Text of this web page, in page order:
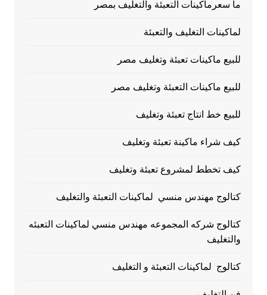
ما سعرماكينات التعبئة والتغليف بمصر
لماكينات التغليف والتعبئة
للبيع ماكينات تعبئة وتغليف مصر
للبيع ماكينات التعبئة وتغليف مصر
للبيع خط انتاج تعبئة وتغليف
كيف شراء ماكينة تعبئة وتغليف
كيف تخطط لمشروع تعبئة وتغليف
كتالوج مهندس منسي لماكينات التعبئة والتغليف
كتالوج شركه المجموعه مهندس منسي لماكينات التعبئه
والتغليف
كتالوج لماكينات التعبئة و التغليف